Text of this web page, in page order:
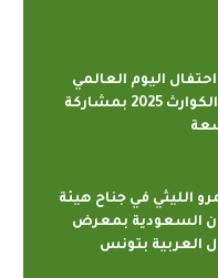
اليوم العالمي
للحد من مخاطر الكوارث 2025 بمشاركة
الليثي في جناح هيئة
السعودية بمعرض
العربية بتونس